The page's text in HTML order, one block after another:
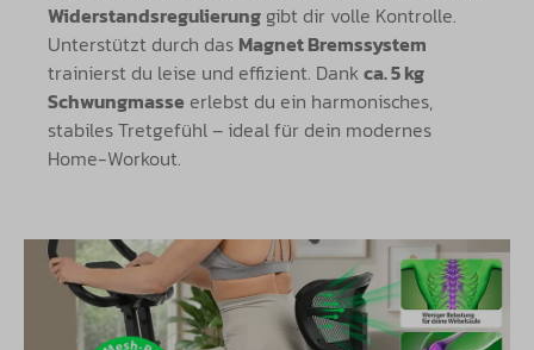
Widerstandsregulierung gibt dir volle Kontrolle.
Unterstützt durch das Magnet Bremssystem
trainierst du leise und effizient. Dankca. 5 kg
Schwungmasse erlebst du ein harmonisches,
stabiles Tretgefühl – ideal für dein modernes
Home-Workout.